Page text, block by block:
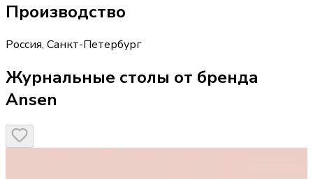
Производство
Россия, Санкт-Петербург
Журнальные столы от бренда
Ansen